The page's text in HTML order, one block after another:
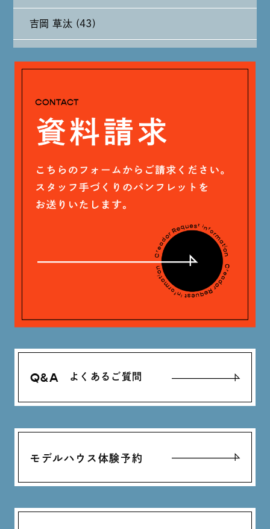
2024年6月 (12)
吉岡 草汰 (43)
戸田 好紀 (81)
木村 珠梨音 (101)
神定 龍杜 (13)
Q&A よくあるご質問
モデルハウス体験予約